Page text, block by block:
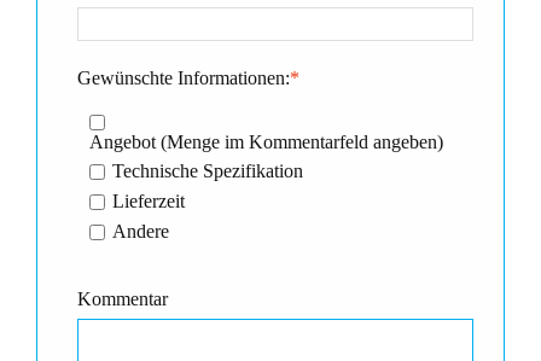
*
Gewünschte Informationen:
Angebot (Menge im Kommentarfeld angeben)
Technische Spezifikation
Lieferzeit
Andere
Kommentar